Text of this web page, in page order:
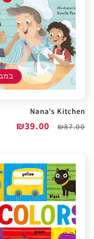
Nana's Kitchen
מחיר
₪87.00
מחיר
₪39.00